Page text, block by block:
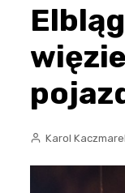
Karol